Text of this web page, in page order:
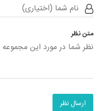
متن نظر
ارسال نظر